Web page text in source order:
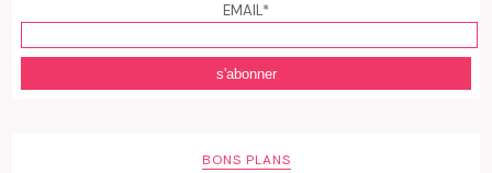
EMAIL*
BONS PLANS